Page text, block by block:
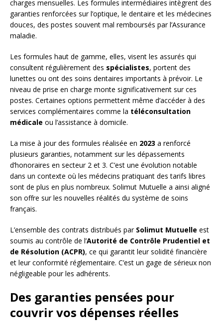
charges mensuelles. Les formules intermédiaires intègrent des
garanties renforcées sur l’optique, le dentaire et les médecines
douces, des postes souvent mal remboursés par l’Assurance
maladie.
Les formules haut de gamme, elles, visent les assurés qui
consultent régulièrement des spécialistes, portent des
lunettes ou ont des soins dentaires importants à prévoir. Le
niveau de prise en charge monte significativement sur ces
postes. Certaines options permettent même d’accéder à des
services complémentaires comme la téléconsultation
médicale ou l’assistance à domicile.
La mise à jour des formules réalisée en 2023 a renforcé
plusieurs garanties, notamment sur les dépassements
d’honoraires en secteur 2 et 3. C’est une évolution notable
dans un contexte où les médecins pratiquant des tarifs libres
sont de plus en plus nombreux. Solimut Mutuelle a ainsi aligné
son offre sur les nouvelles réalités du système de soins
français.
L’ensemble des contrats distribués par Solimut Mutuelle est
soumis au contrôle de l’Autorité de Contrôle Prudentiel et
de Résolution (ACPR), ce qui garantit leur solidité financière
et leur conformité réglementaire. C’est un gage de sérieux non
négligeable pour les adhérents.
Des garanties pensées pour
couvrir vos dépenses réelles